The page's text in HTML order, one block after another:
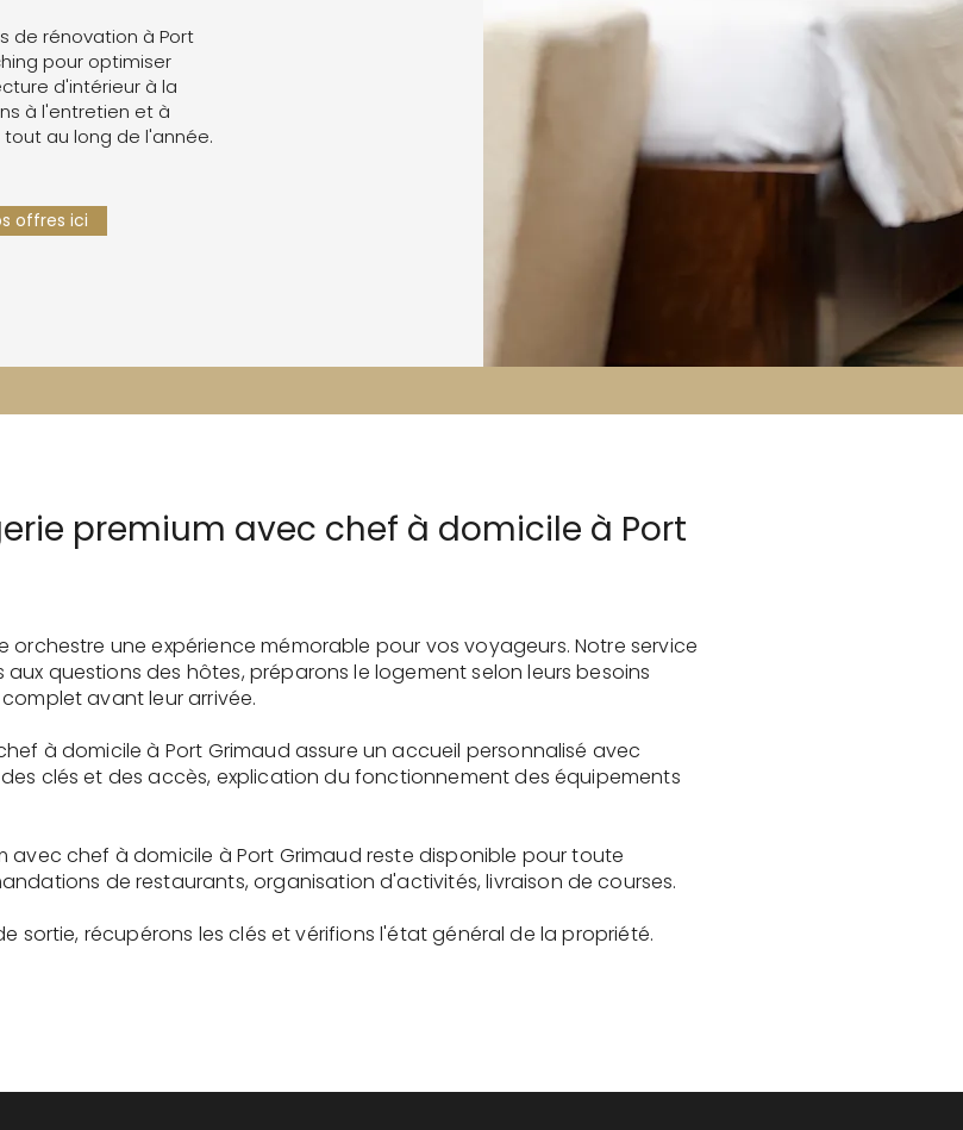
de rénovation à Port
pour optimiser
d'intérieur à la
à l'entretien et à
au long de l'année.
offres ici
premium avec chef à domicile à Port
orchestre une expérience mémorable pour vos voyageurs. Notre service
questions des hôtes, préparons le logement selon leurs besoins
avant leur arrivée.
à domicile à Port Grimaud assure un accueil personnalisé avec
clés et des accès, explication du fonctionnement des équipements
avec chef à domicile à Port Grimaud reste disponible pour toute
de restaurants, organisation d'activités, livraison de courses.
sortie, récupérons les clés et vérifions l'état général de la propriété.